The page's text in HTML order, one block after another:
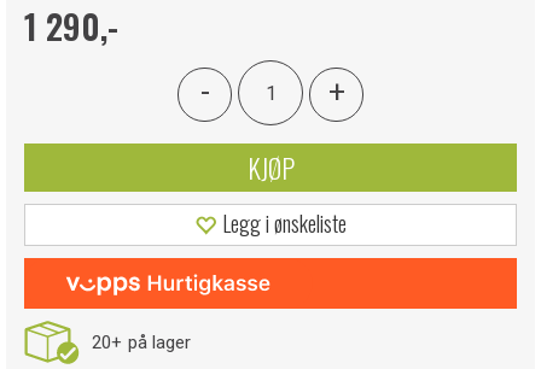
1 290,-
- +
KJØP
Legg i ønskeliste
20+ på lager